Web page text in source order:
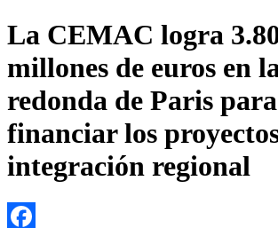
La CEMAC logra
millones de euros en
redonda de Paris para
financiar los
integración regional